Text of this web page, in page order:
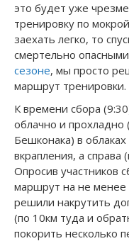
это будет уже
тренировку по
заехать легко, то
смертельно
сезоне, мы просто
маршрут тренировки.
К времени сбора
облачно и прохладно
Бешконака) в
вкрапления, а
Опросив участников
маршрут на не
решили накрутить
(по 10км туда и
покорить несколько